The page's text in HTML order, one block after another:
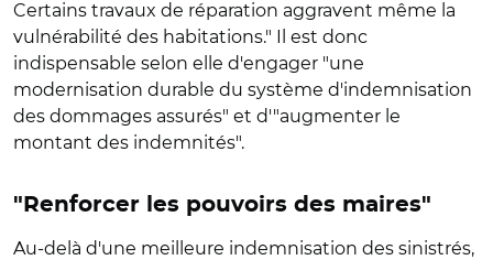
Certains travaux de réparation aggravent même la
vulnérabilité des habitations." Il est donc
indispensable selon elle d'engager "une
modernisation durable du système d'indemnisation
des dommages assurés" et d'"augmenter le
montant des indemnités".
"Renforcer les pouvoirs des maires"
Au-delà d'une meilleure indemnisation des sinistrés,